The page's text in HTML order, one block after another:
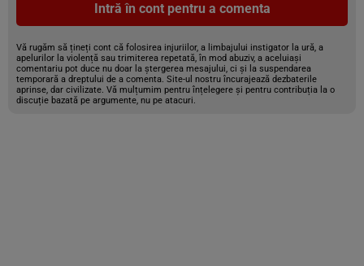
Intră în cont pentru a comenta
Vă rugăm să țineți cont că folosirea injuriilor, a limbajului instigator la ură, a
apelurilor la violență sau trimiterea repetată, în mod abuziv, a aceluiași
comentariu pot duce nu doar la ștergerea mesajului, ci și la suspendarea
temporară a dreptului de a comenta. Site-ul nostru încurajează dezbaterile
aprinse, dar civilizate. Vă mulțumim pentru înțelegere și pentru contribuția la o
discuție bazată pe argumente, nu pe atacuri.